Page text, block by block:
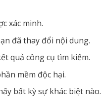
xác minh.
đã thay đổi nội dung.
quả công cụ tìm kiếm.
mềm độc hại.
bất kỳ sự khác biệt nào.